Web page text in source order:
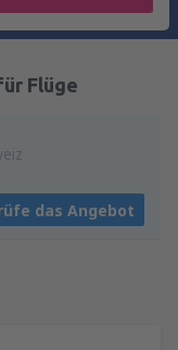
Flüge
das Angebot